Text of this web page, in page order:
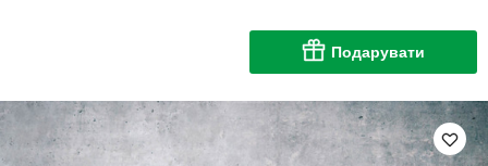
Подарувати